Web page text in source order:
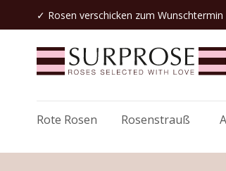
✓ Rosen verschicken zum Wunschtermin
Rote Rosen Rosenstrauß